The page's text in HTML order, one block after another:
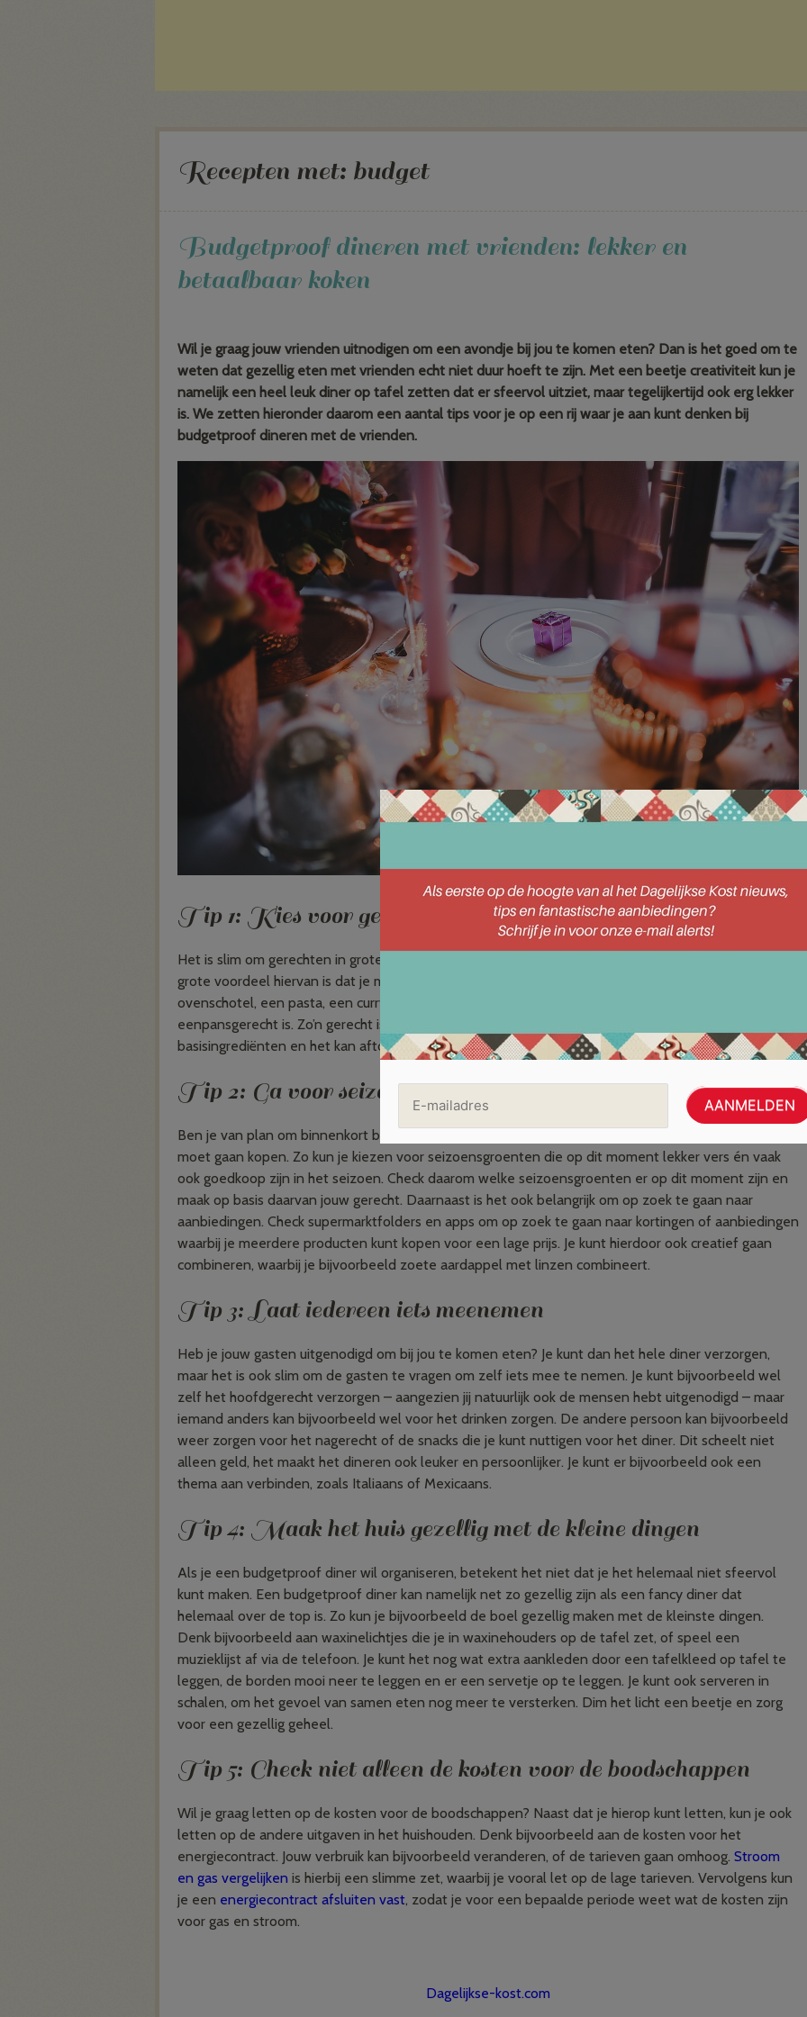
Recepten met: budget
Budgetproof dineren met vrienden: lekker en
betaalbaar koken
Wil je graag jouw vrienden uitnodigen om een avondje bij jou te komen eten? Dan is het goed om te
weten dat gezellig eten met vrienden echt niet duur hoeft te zijn. Met een beetje creativiteit kun je
namelijk een heel leuk diner op tafel zetten dat er sfeervol uitziet, maar tegelijkertijd ook erg lekker
is. We zetten hieronder daarom een aantal tips voor je op een rij waar je aan kunt denken bij
budgetproof dineren met de vrienden.
Tip 1: Kies voor gerechten die je in grote porties kunt maken
Het is slim om gerechten in grote porties te maken waar je meerdere keren van kunt genieten. Het
grote voordeel hiervan is dat je maar een keer hoeft te koken. Denk bijvoorbeeld aan een
ovenschotel, een pasta, een curry of soep met brood. Het is helemaal handig als het een
eenpansgerecht is. Zo’n gerecht is handig en voordelig, aangezien je kunt kiezen voor een aantal
basisingrediënten en het kan aftoppen met kruiden of andere ingrediënten die jij lekker vindt.
Tip 2: Ga voor seizoensgroenten en aanbiedingen
Ben je van plan om binnenkort boodschappen te doen? Dan is het belangrijk dat je weet wat je
moet gaan kopen. Zo kun je kiezen voor seizoensgroenten die op dit moment lekker vers én vaak
ook goedkoop zijn in het seizoen. Check daarom welke seizoensgroenten er op dit moment zijn en
maak op basis daarvan jouw gerecht. Daarnaast is het ook belangrijk om op zoek te gaan naar
aanbiedingen. Check supermarktfolders en apps om op zoek te gaan naar kortingen of aanbiedingen
waarbij je meerdere producten kunt kopen voor een lage prijs. Je kunt hierdoor ook creatief gaan
combineren, waarbij je bijvoorbeeld zoete aardappel met linzen combineert.
Tip 3: Laat iedereen iets meenemen
Heb je jouw gasten uitgenodigd om bij jou te komen eten? Je kunt dan het hele diner verzorgen,
maar het is ook slim om de gasten te vragen om zelf iets mee te nemen. Je kunt bijvoorbeeld wel
zelf het hoofdgerecht verzorgen – aangezien jij natuurlijk ook de mensen hebt uitgenodigd – maar
iemand anders kan bijvoorbeeld wel voor het drinken zorgen. De andere persoon kan bijvoorbeeld
weer zorgen voor het nagerecht of de snacks die je kunt nuttigen voor het diner. Dit scheelt niet
alleen geld, het maakt het dineren ook leuker en persoonlijker. Je kunt er bijvoorbeeld ook een
thema aan verbinden, zoals Italiaans of Mexicaans.
Tip 4: Maak het huis gezellig met de kleine dingen
Als je een budgetproof diner wil organiseren, betekent het niet dat je het helemaal niet sfeervol
kunt maken. Een budgetproof diner kan namelijk net zo gezellig zijn als een fancy diner dat
helemaal over de top is. Zo kun je bijvoorbeeld de boel gezellig maken met de kleinste dingen.
Denk bijvoorbeeld aan waxinelichtjes die je in waxinehouders op de tafel zet, of speel een
muzieklijst af via de telefoon. Je kunt het nog wat extra aankleden door een tafelkleed op tafel te
leggen, de borden mooi neer te leggen en er een servetje op te leggen. Je kunt ook serveren in
schalen, om het gevoel van samen eten nog meer te versterken. Dim het licht een beetje en zorg
voor een gezellig geheel.
Tip 5: Check niet alleen de kosten voor de boodschappen
Wil je graag letten op de kosten voor de boodschappen? Naast dat je hierop kunt letten, kun je ook
letten op de andere uitgaven in het huishouden. Denk bijvoorbeeld aan de kosten voor het
energiecontract. Jouw verbruik kan bijvoorbeeld veranderen, of de tarieven gaan omhoog. Stroom
en gas vergelijken is hierbij een slimme zet, waarbij je vooral let op de lage tarieven. Vervolgens kun
je een energiecontract afsluiten vast, zodat je voor een bepaalde periode weet wat de kosten zijn
voor gas en stroom.
Dagelijkse-kost.com